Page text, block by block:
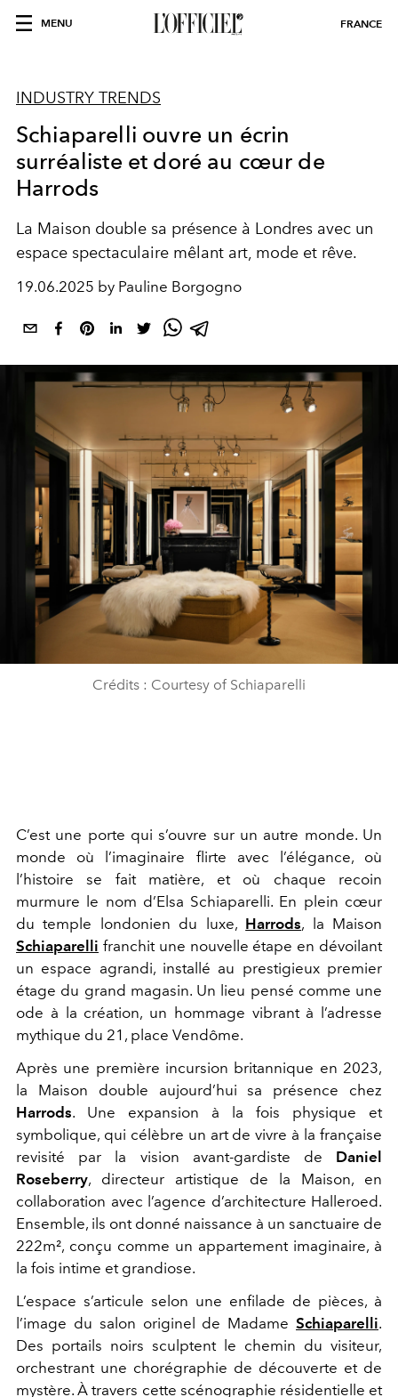
MENU FRANCE
INDUSTRY TRENDS
Schiaparelli ouvre un écrin
surréaliste et doré au cœur de
Harrods
La Maison double sa présence à Londres avec un
espace spectaculaire mêlant art, mode et rêve.
19.06.2025 by Pauline Borgogno
Crédits : Courtesy of Schiaparelli
C’est une porte qui s’ouvre sur un autre monde. Un
monde où l’imaginaire flirte avec l’élégance, où
l’histoire se fait matière, et où chaque recoin
murmure le nom d’Elsa Schiaparelli. En plein cœur
du temple londonien du luxe, Harrods, la Maison
Schiaparelli franchit une nouvelle étape en dévoilant
un espace agrandi, installé au prestigieux premier
étage du grand magasin. Un lieu pensé comme une
ode à la création, un hommage vibrant à l’adresse
mythique du 21, place Vendôme.
Après une première incursion britannique en 2023,
la Maison double aujourd’hui sa présence chez
Harrods. Une expansion à la fois physique et
symbolique, qui célèbre un art de vivre à la française
revisité par la vision avant-gardiste de Daniel
Roseberry, directeur artistique de la Maison, en
collaboration avec l’agence d’architecture Halleroed.
Ensemble, ils ont donné naissance à un sanctuaire de
222m², conçu comme un appartement imaginaire, à
la fois intime et grandiose.
L’espace s’articule selon une enfilade de pièces, à
l’image du salon originel de Madame Schiaparelli.
Des portails noirs sculptent le chemin du visiteur,
orchestrant une chorégraphie de découverte et de
mystère. À travers cette scénographie résidentielle et